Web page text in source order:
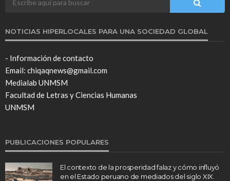
NOTICIAS HIPERLOCALES PARA UNA SOCIEDAD GLOBAL
- Información de contacto
Email: chiqaqnews@gmail.com
Medialab UNMSM
Facultad de Letras y Ciencias Humanas
UNMSM
PUBLICACIONES POPULARES
El contexto de la prosperidad falaz y cómo influyó
en el Estado peruano de mediados del siglo XIX.